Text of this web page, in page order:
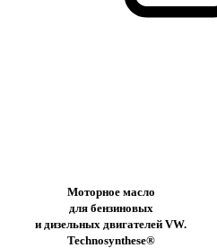
Моторное масло
для бензиновых
и дизельных двигателей VW.
Technosynthese®